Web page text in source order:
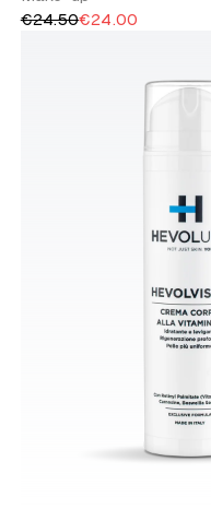
€24.50€24.00